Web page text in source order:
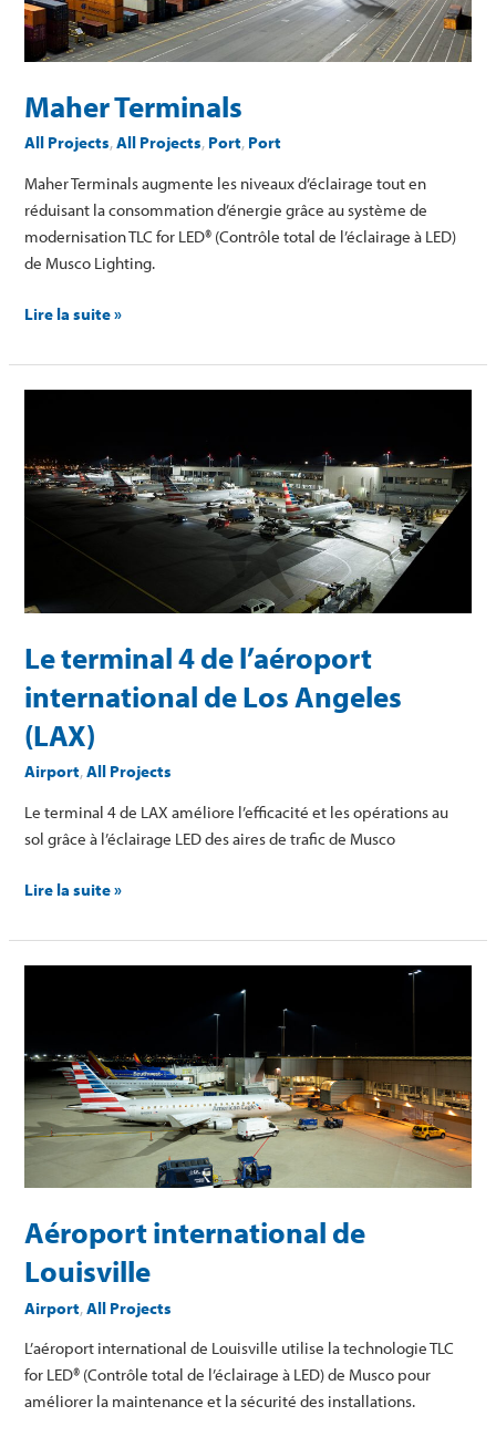
Maher Terminals
All Projects,All Projects, Port, Port
Maher Terminals augmente les niveaux d’éclairage tout en
réduisant la consommation d’énergie grâce au système de
modernisation TLC for LED® (Contrôle total de l’éclairage à LED)
de Musco Lighting.
Lire la suite »
Le terminal 4 de l’aéroport
international de Los Angeles
(LAX)
Airport,All Projects
Le terminal 4 de LAX améliore l’efficacité et les opérations au
sol grâce à l’éclairage LED des aires de trafic de Musco
de
l’aéroport
international
Angeles
Lire la suite »
Aéroport international de
Louisville
Airport,All Projects
L’aéroport international de Louisville utilise la technologie TLC
for LED® (Contrôle total de l’éclairage à LED) de Musco pour
améliorer la maintenance et la sécurité des installations.
Louisville